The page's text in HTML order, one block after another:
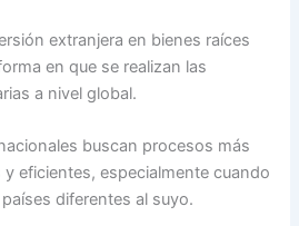
extranjera en bienes raíces
en que se realizan las
a nivel global.
buscan procesos más
eficientes, especialmente cuando
diferentes al suyo.